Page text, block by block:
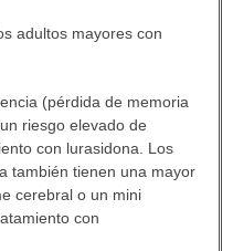
adultos mayores con
(pérdida de memoria
riesgo elevado de
con lurasidona. Los
también tienen una mayor
cerebral o un mini
con